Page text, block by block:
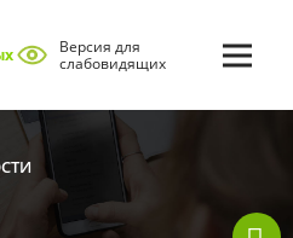
Версия для
слабовидящих